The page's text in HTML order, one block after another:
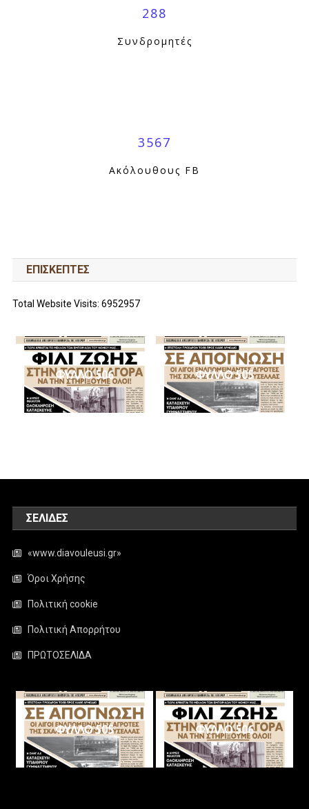
288
Συνδρομητές
3567
Ακόλουθους FB
ΕΠΙΣΚΕΠΤΕΣ
Total Website Visits: 6952957
ΦΥΛΛΟ 506 ΦΥΛΛΟ 505
ΣΕΛΊΔΕΣ
«www.diavouleusi.gr»
Όροι Χρήσης
Πολιτική cookie
Πολιτική Απορρήτου
ΠΡΩΤΟΣΕΛΙΔΑ
ΦΥΛΛΟ 505 ΦΥΛΛΟ 506